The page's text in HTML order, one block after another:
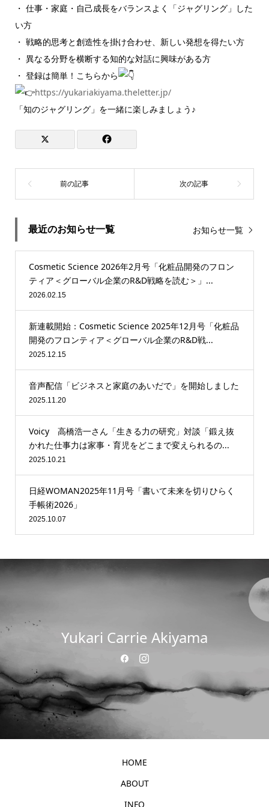
・ 仕事・家庭・自己成長をバランスよく「ジャグリング」した
い方
・ 戦略的思考と創造性を掛け合わせ、新しい発想を得たい方
・ 異なる分野を横断する知的な対話に興味がある方
・ 登録は簡単！こちらから
https://yukariakiyama.theletter.jp/
「知のジャグリング」を一緒に楽しみましょう♪
最近のお知らせ一覧 お知らせ一覧
Cosmetic Science 2026年2月号「化粧品開発のフロン
ティア＜グローバル企業のR&D戦略を読む＞」...
2026.02.15
新連載開始：Cosmetic Science 2025年12月号「化粧品
開発のフロンティア＜グローバル企業のR&D戦...
2025.12.15
音声配信「ビジネスと家庭のあいだで」を開始しました
2025.11.20
Voicy 高橋浩一さん「生きる力の研究」対談「鍛え抜
かれた仕事力は家事・育児をどこまで変えられるの...
2025.10.21
日経WOMAN2025年11月号「書いて未来を切りひらく
手帳術2026」
2025.10.07
Yukari Carrie Akiyama
HOME
ABOUT
INFO